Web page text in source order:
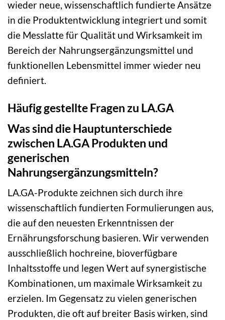
wieder neue, wissenschaftlich fundierte Ansätze
in die Produktentwicklung integriert und somit
die Messlatte für Qualität und Wirksamkeit im
Bereich der Nahrungsergänzungsmittel und
funktionellen Lebensmittel immer wieder neu
definiert.
Häufig gestellte Fragen zu LA.GA
Was sind die Hauptunterschiede
zwischen LA.GA Produkten und
generischen
Nahrungsergänzungsmitteln?
LA.GA-Produkte zeichnen sich durch ihre
wissenschaftlich fundierten Formulierungen aus,
die auf den neuesten Erkenntnissen der
Ernährungsforschung basieren. Wir verwenden
ausschließlich hochreine, bioverfügbare
Inhaltsstoffe und legen Wert auf synergistische
Kombinationen, um maximale Wirksamkeit zu
erzielen. Im Gegensatz zu vielen generischen
Produkten, die oft auf breiter Basis wirken, sind